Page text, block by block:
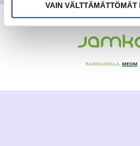
VAIN VÄLTTÄMÄTTÖMÄT
RAKKAUDELLA, MEOM